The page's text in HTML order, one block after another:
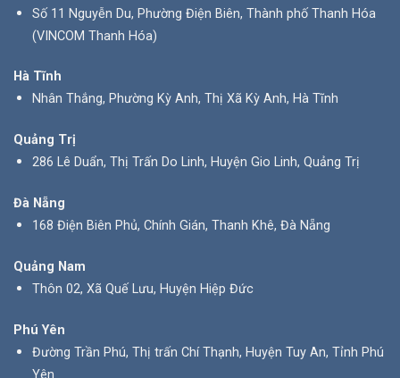
Số 11 Nguyễn Du, Phường Điện Biên, Thành phố Thanh Hóa
(VINCOM Thanh Hóa)
Hà Tĩnh
Nhân Thắng, Phường Kỳ Anh, Thị Xã Kỳ Anh, Hà Tĩnh
Quảng Trị
286 Lê Duẩn, Thị Trấn Do Linh, Huyện Gio Linh, Quảng Trị
Đà Nẵng
168 Điện Biên Phủ, Chính Gián, Thanh Khê, Đà Nẵng
Quảng Nam
Thôn 02, Xã Quế Lưu, Huyện Hiệp Đức
Phú Yên
Đường Trần Phú, Thị trấn Chí Thạnh, Huyện Tuy An, Tỉnh Phú
Yên